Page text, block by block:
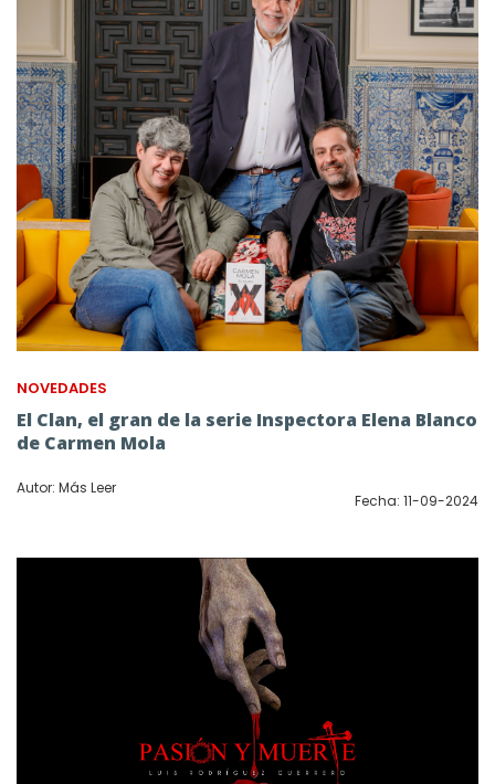
NOVEDADES
El Clan, el gran de la serie Inspectora Elena Blanco
de Carmen Mola
Autor: Más Leer
Fecha: 11-09-2024